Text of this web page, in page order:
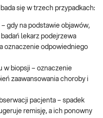
się w trzech przypadkach:
gdy na podstawie objawów,
lekarz podejrzewa
oznaczenie odpowiedniego
w biopsji – oznaczenie
zaawansowania choroby i
pacjenta – spadek
remisję, a ich ponowny